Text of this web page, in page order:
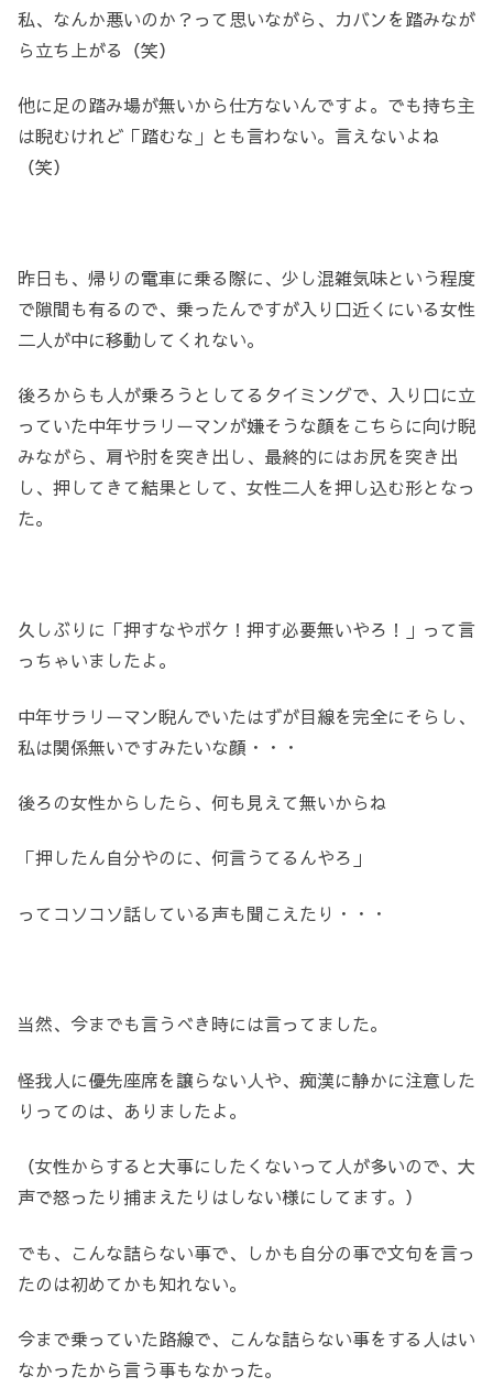
私、なんか悪いのか？って思いながら、カバンを踏みなが
ら立ち上がる（笑）
他に足の踏み場が無いから仕方ないんですよ。でも持ち主
は睨むけれど「踏むな」とも言わない。言えないよね
（笑）
昨日も、帰りの電車に乗る際に、少し混雑気味という程度
で隙間も有るので、乗ったんですが入り口近くにいる女性
二人が中に移動してくれない。
後ろからも人が乗ろうとしてるタイミングで、入り口に立
っていた中年サラリーマンが嫌そうな顔をこちらに向け睨
みながら、肩や肘を突き出し、最終的にはお尻を突き出
し、押してきて結果として、女性二人を押し込む形となっ
た。
久しぶりに「押すなやボケ！押す必要無いやろ！」って言
っちゃいましたよ。
中年サラリーマン睨んでいたはずが目線を完全にそらし、
私は関係無いですみたいな顔・・・
後ろの女性からしたら、何も見えて無いからね
「押したん自分やのに、何言うてるんやろ」
ってコソコソ話している声も聞こえたり・・・
当然、今までも言うべき時には言ってました。
怪我人に優先座席を譲らない人や、痴漢に静かに注意した
りってのは、ありましたよ。
（女性からすると大事にしたくないって人が多いので、大
声で怒ったり捕まえたりはしない様にしてます。）
でも、こんな詰らない事で、しかも自分の事で文句を言っ
たのは初めてかも知れない。
今まで乗っていた路線で、こんな詰らない事をする人はい
なかったから言う事もなかった。